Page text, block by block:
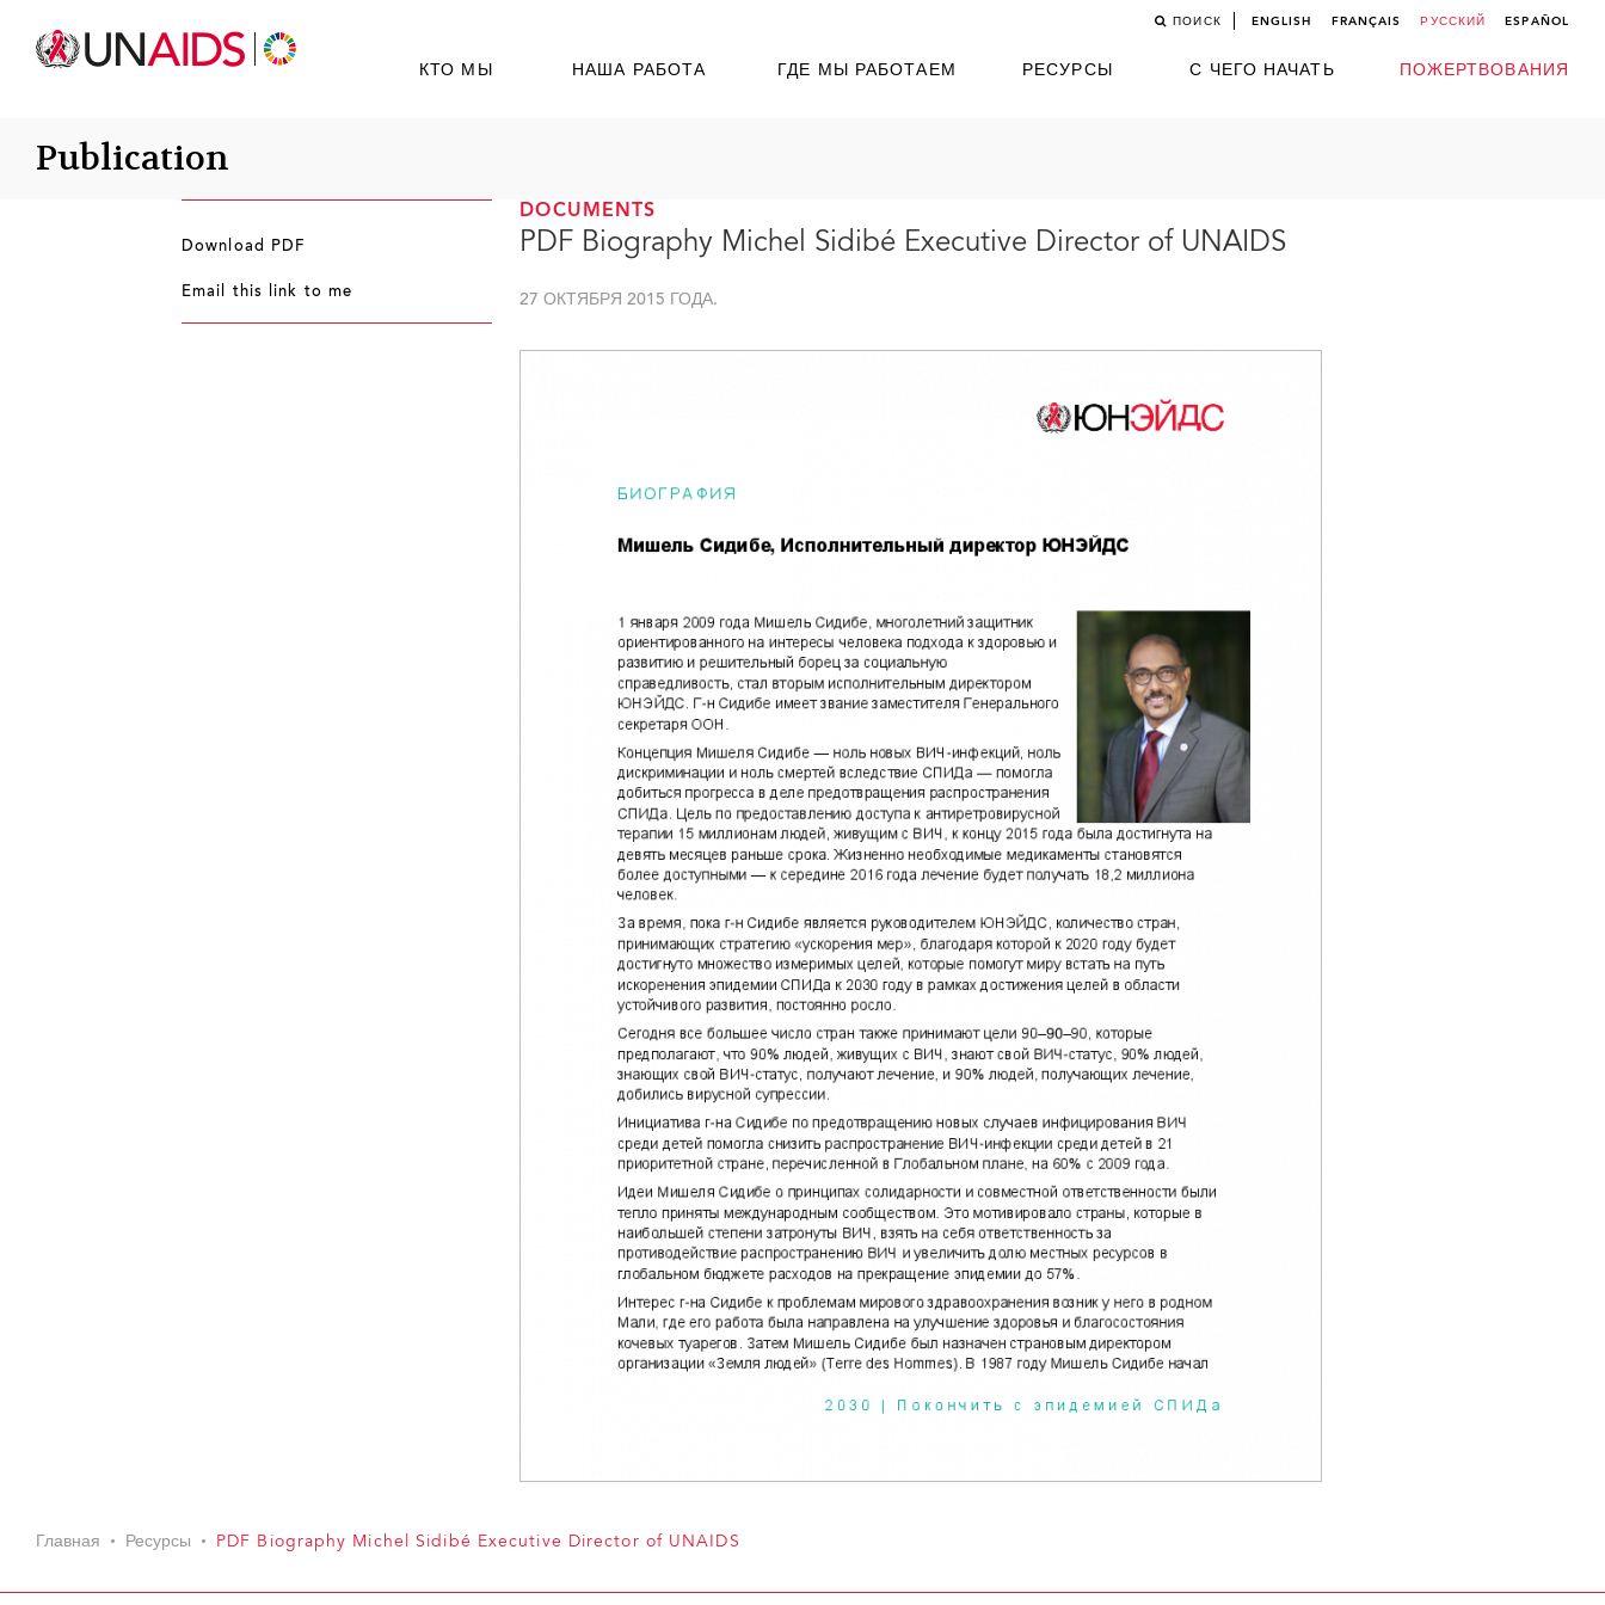
ПОИСК ENGLISH FRANÇAIS РУССКИЙ ESPAÑOL
КТО МЫ НАША РАБОТА ГДЕ МЫ РАБОТАЕМ РЕСУРСЫ С ЧЕГО НАЧАТЬ ПОЖЕРТВОВАНИЯ
Publication
DOCUMENTS
PDF Biography Michel Sidibé Executive Director of UNAIDS
27 ОКТЯБРЯ 2015 ГОДА.
Download PDF
Email this link to me
Главная Ресурсы PDF Biography Michel Sidibé Executive Director of UNAIDS